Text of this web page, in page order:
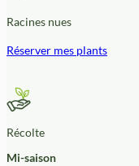
Racines nues
Réserver mes plants
Récolte
Mi-saison